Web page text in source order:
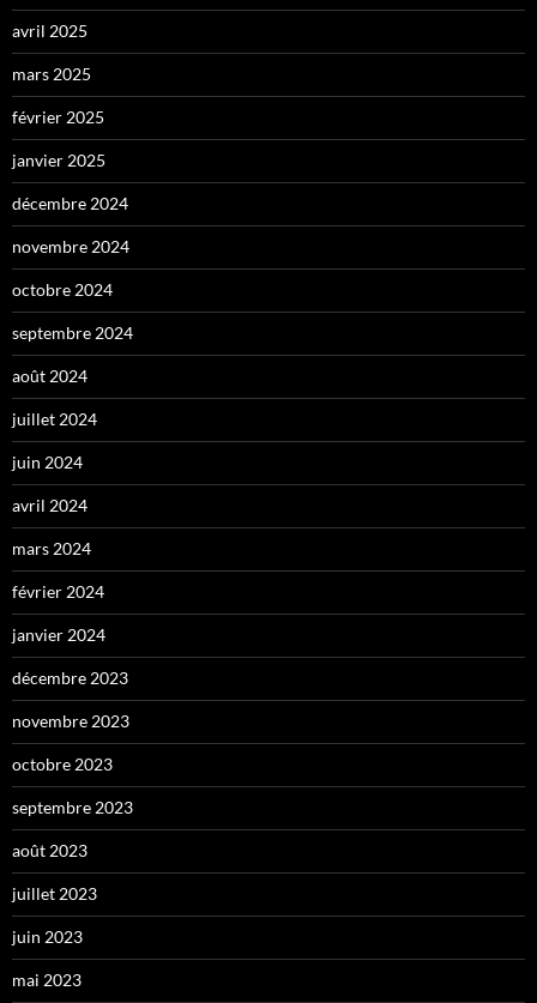
avril 2025
mars 2025
février 2025
janvier 2025
décembre 2024
novembre 2024
octobre 2024
septembre 2024
août 2024
juillet 2024
juin 2024
avril 2024
mars 2024
février 2024
janvier 2024
décembre 2023
novembre 2023
octobre 2023
septembre 2023
août 2023
juillet 2023
juin 2023
mai 2023